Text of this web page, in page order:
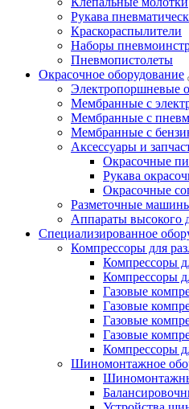
Рукава
Краскораспылители
Наборы
Пневмопистолеты
Окрасочное оборудование
Электропоршневые
Мембранные с
Мембранные с
Мембранные с
Аксессуары и
Окрасочные
Рукава
Окрасочные
Разметочные
Аппараты высокого
Специализированное
Компрессоры для
Компрессоры
Компрессоры
Газовые
Газовые
Газовые
Газовые
Компрессоры
Шиномонтажное